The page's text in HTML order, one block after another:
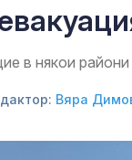
в някои
Вяра